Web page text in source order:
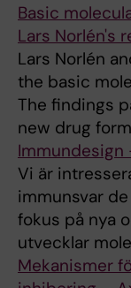
Basic
Lars Norlén's
Lars Norlén
the basic
The findings
new drug
Immundesign
Vi är
immunsvar
fokus på nya
utvecklar
Mekanismer